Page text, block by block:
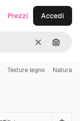
CancellaCerca
Prezzi Accedi
Texture legno Natura